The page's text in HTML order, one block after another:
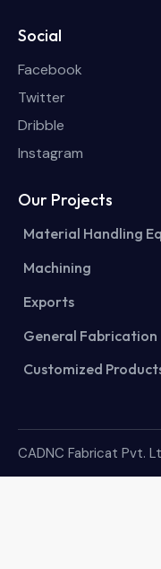
Social
Facebook
Twitter
Dribble
Instagram
Our Projects
Material Handling
Machining
Exports
General Fabrication
Customized
CADNC Fabricat Pvt.